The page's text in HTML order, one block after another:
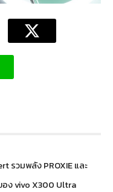
รวมพลัง PROXIE และ
ง vivo X300 Ultra